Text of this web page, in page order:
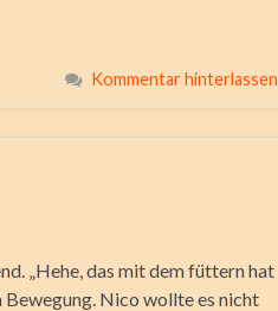
Kommentar hinterlassen
„Hehe, das mit dem füttern hat
Nico wollte es nicht